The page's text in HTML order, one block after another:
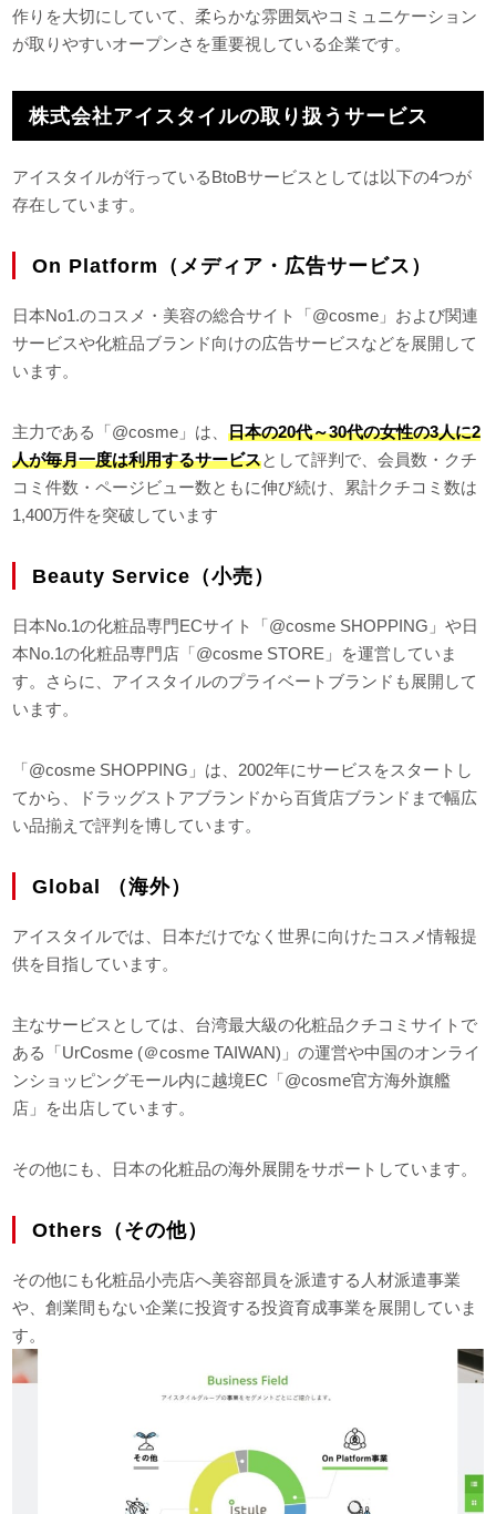
作りを大切にしていて、柔らかな雰囲気やコミュニケーション
が取りやすいオープンさを重要視している企業です。
株式会社アイスタイルの取り扱うサービス
アイスタイルが行っているBtoBサービスとしては以下の4つが
存在しています。
On Platform（メディア・広告サービス）
日本No1.のコスメ・美容の総合サイト「@cosme」および関連
サービスや化粧品ブランド向けの広告サービスなどを展開して
います。
主力である「@cosme」は、日本の20代～30代の女性の3人に2
人が毎月一度は利用するサービスとして評判で、会員数・クチ
コミ件数・ページビュー数ともに伸び続け、累計クチコミ数は
1,400万件を突破しています
Beauty Service（小売）
日本No.1の化粧品専門ECサイト「@cosme SHOPPING」や日
本No.1の化粧品専門店「@cosme STORE」を運営していま
す。さらに、アイスタイルのプライベートブランドも展開して
います。
「@cosme SHOPPING」は、2002年にサービスをスタートし
てから、ドラッグストアブランドから百貨店ブランドまで幅広
い品揃えで評判を博しています。
Global （海外）
アイスタイルでは、日本だけでなく世界に向けたコスメ情報提
供を目指しています。
主なサービスとしては、台湾最大級の化粧品クチコミサイトで
ある「UrCosme (＠cosme TAIWAN)」の運営や中国のオンライ
ンショッピングモール内に越境EC「@cosme官方海外旗艦
店」を出店しています。
その他にも、日本の化粧品の海外展開をサポートしています。
Others（その他）
その他にも化粧品小売店へ美容部員を派遣する人材派遣事業
や、創業間もない企業に投資する投資育成事業を展開していま
す。